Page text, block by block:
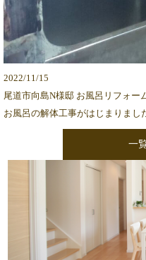
2022/11/15
尾道市向島N様邸 お風呂リフォー
お風呂の解体工事がはじまりまし
一